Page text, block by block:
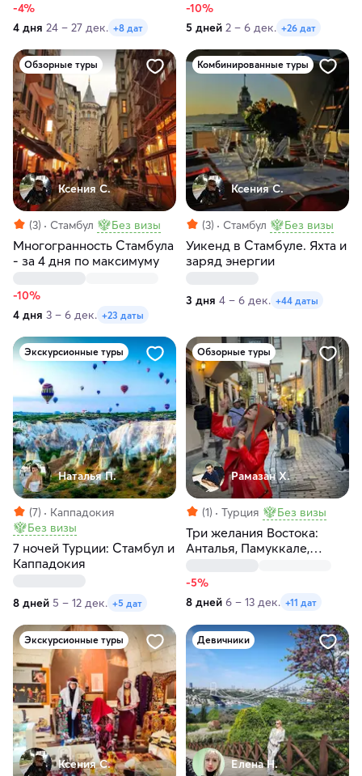
-4%
4 дня 24 – 27 дек. +8 дат
-10%
5 дней 2 – 6 дек. +26 дат
Обзорные туры
Ксения С.
(3) Стамбул Без визы
Многогранность Стамбула
- за 4 дня по максимуму
-10%
4 дня 3 – 6 дек. +23 даты
Комбинированные туры
Ксения С.
(3) Стамбул Без визы
Уикенд в Стамбуле. Яхта и
заряд энергии
3 дня 4 – 6 дек. +44 даты
Экскурсионные туры
Наталья П.
(7)
Каппадокия
Без визы
7 ночей Турции: Стамбул и
Каппадокия
8 дней 5 – 12 дек. +5 дат
Обзорные туры
Рамазан Х.
(1) Турция Без визы
Три желания Востока:
Анталья, Памуккале,
-5%
8 дней 6 – 13 дек. +11 дат
Экскурсионные туры
Ксения С.
Девичники
Елена Н.